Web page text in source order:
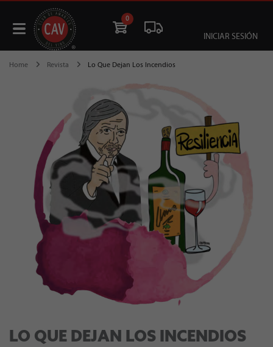
0
INICIAR SESIÓN
Home Revista Lo Que Dejan Los Incendios
LO QUE DEJAN LOS INCENDIOS